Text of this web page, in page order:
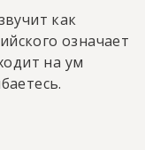
как
означает
на ум